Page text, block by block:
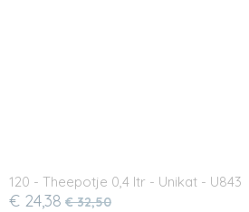
120 - Theepotje 0,4 ltr - Unikat - U843
€ 24,38 € 32,50